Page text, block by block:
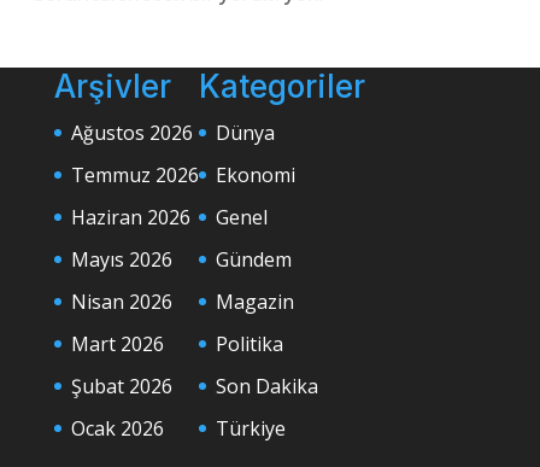
Arşivler
Ağustos 2026
Temmuz 2026
Haziran 2026
Mayıs 2026
Nisan 2026
Mart 2026
Şubat 2026
Ocak 2026
Kategoriler
Dünya
Ekonomi
Genel
Gündem
Magazin
Politika
Son Dakika
Türkiye